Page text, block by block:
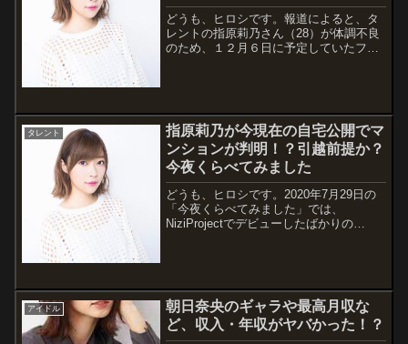
どうも、ヒロシです。報道によると、タ
レントの指原莉乃さん（28）が体調不良
のため、１２月６日に予定していたファ
タレント
指原莉乃が今現在の自宅公開でマ
ンションが判明！？引越前提か？
今夜くらべてみました
どうも、ヒロシです。2020年7月29日の
「今夜くらべてみました」では、
NiziProjectでデビューしたばかりの
アイドル
朝日奈央のギャラや最高月収な
ど、収入・年収がヤバかった！？